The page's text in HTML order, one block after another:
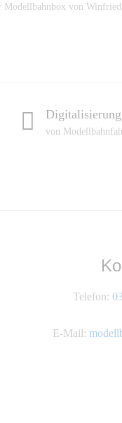
Modellbahnbox von
Digitalisierung
von
Telefon:
E-Mail: